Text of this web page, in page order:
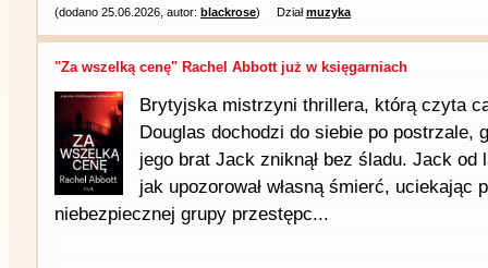
(dodano 25.06.2026, autor: blackrose) Działmuzyka
"Za wszelką cenę" Rachel Abbott już w księgarniach
Brytyjska mistrzyni thrillera, którą czyta
Douglas dochodzi do siebie po postrzale,
jego brat Jack zniknął bez śladu. Jack od
jak upozorował własną śmierć, uciekając
niebezpiecznej grupy przestępc...